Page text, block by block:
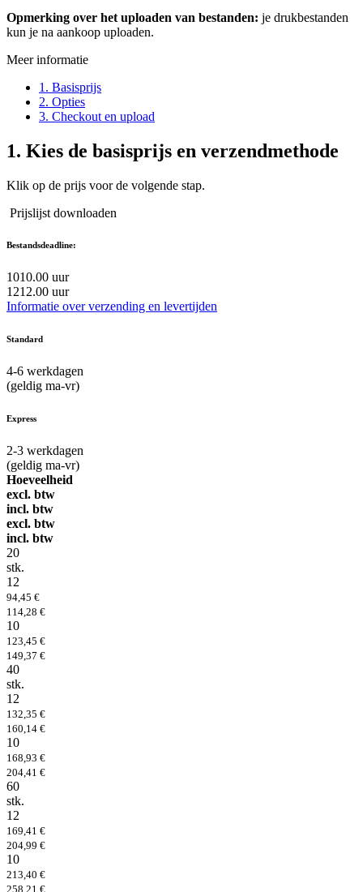
Opmerking over het uploaden van bestanden: je drukbestanden
kun je na aankoop uploaden.
Meer informatie
1. Basisprijs
2. Opties
3. Checkout en upload
1. Kies de basisprijs en verzendmethode
Klik op de prijs voor de volgende stap.
Prijslijst downloaden
Bestandsdeadline:
1010.00 uur
1212.00 uur
Informatie over verzending en levertijden
Standard
4-6 werkdagen
(geldig ma-vr)
Express
2-3 werkdagen
(geldig ma-vr)
Hoeveelheid
excl. btw
incl. btw
excl. btw
incl. btw
20
stk.
12
94,45 €
114,28 €
10
123,45 €
149,37 €
40
stk.
12
132,35 €
160,14 €
10
168,93 €
204,41 €
60
stk.
12
169,41 €
204,99 €
10
213,40 €
258,21 €